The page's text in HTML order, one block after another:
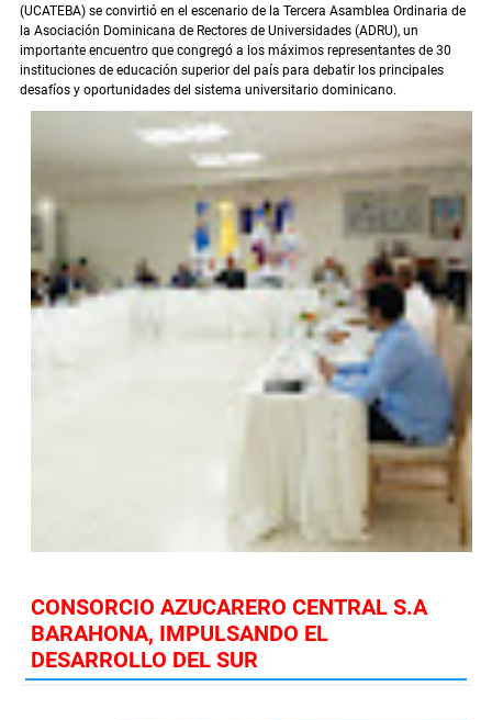
(UCATEBA) se convirtió en el escenario de la Tercera Asamblea Ordinaria de
la Asociación Dominicana de Rectores de Universidades (ADRU), un
importante encuentro que congregó a los máximos representantes de 30
instituciones de educación superior del país para debatir los principales
desafíos y oportunidades del sistema universitario dominicano.
CONSORCIO AZUCARERO CENTRAL S.A
BARAHONA, IMPULSANDO EL
DESARROLLO DEL SUR